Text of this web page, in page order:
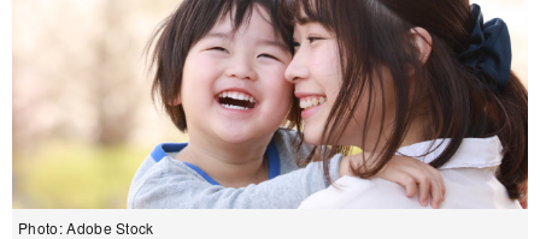
Photo: Adobe Stock